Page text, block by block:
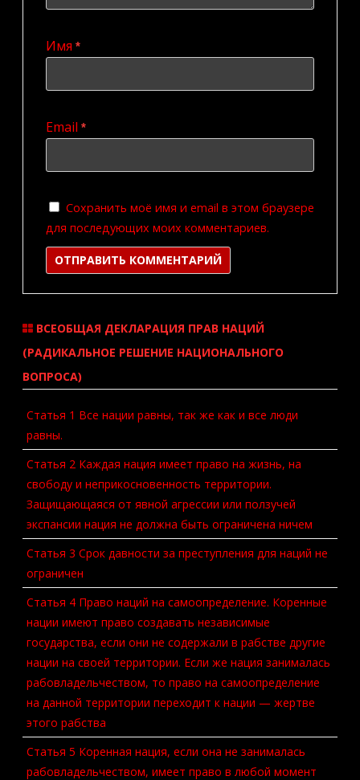
Имя *
Email *
Сохранить моё имя и email в этом браузере
для последующих моих комментариев.
ВСЕОБЩАЯ ДЕКЛАРАЦИЯ ПРАВ НАЦИЙ
(РАДИКАЛЬНОЕ РЕШЕНИЕ НАЦИОНАЛЬНОГО
ВОПРОСА)
Статья 1 Все нации равны, так же как и все люди
равны.
Статья 2 Каждая нация имеет право на жизнь, на
свободу и неприкосновенность территории.
Защищающаяся от явной агрессии или ползучей
экспансии нация не должна быть ограничена ничем
Статья 3 Срок давности за преступления для наций не
ограничен
Статья 4 Право наций на самоопределение. Коренные
нации имеют право создавать независимые
государства, если они не содержали в рабстве другие
нации на своей территории. Если же нация занималась
рабовладельчеством, то право на самоопределение
на данной территории переходит к нации — жертве
этого рабства
Статья 5 Коренная нация, если она не занималась
рабовладельчеством, имеет право в любой момент